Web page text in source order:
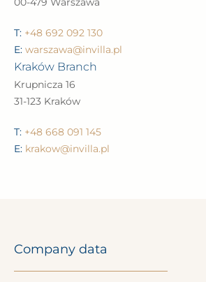
T: +48 692 092 130
E: warszawa@invilla.pl
Kraków Branch
Krupnicza 16
31-123 Kraków
T: +48 668 091 145
E: krakow@invilla.pl
Company data